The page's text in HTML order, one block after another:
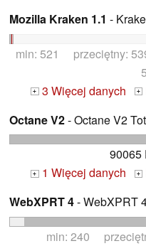
Mozilla Kraken 1.1 -
min: 521 przeciętny:
+ 3 Więcej danych +
Octane V2- Octane V2
90065
+ 1 Więcej danych +
WebXPRT 4- WebXPRT
min: 240